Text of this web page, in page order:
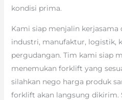
kondisi prima.
Kami siap menjalin kerjasama
industri, manufaktur, logistik,
pergudangan. Tim kami siap
menemukan forklift yang
silahkan nego harga produk
forklift akan langsung dikirim.